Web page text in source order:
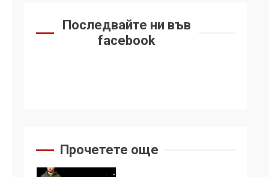
Последвайте ни във
facebook
Прочетете още
Удължаването на
1
стъпки от 1972 г.